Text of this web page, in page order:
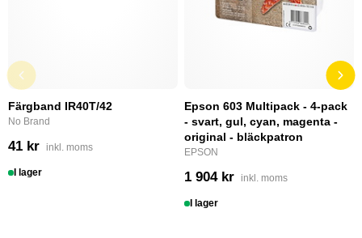
Färgband IR40T/42
No Brand
41 kr inkl. moms
I lager
Epson 603 Multipack - 4-pack
- svart, gul, cyan, magenta -
original - bläckpatron
EPSON
1 904 kr inkl. moms
I lager